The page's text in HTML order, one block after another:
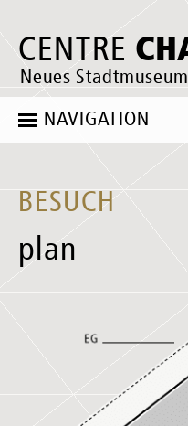
CENTRE
Neues
NAVIGATION
BESUCH
plan